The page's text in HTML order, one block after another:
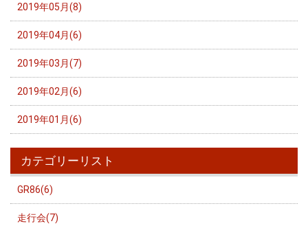
2019年05月(8)
2019年04月(6)
2019年03月(7)
2019年02月(6)
2019年01月(6)
カテゴリーリスト
GR86(6)
走行会(7)